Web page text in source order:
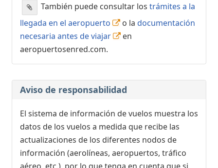
También puede consultar los trámites a la
llegada en el aeropuerto
o la documentación
necesaria antes de viajar
en
aeropuertosenred.com.
Aviso de responsabilidad
El sistema de información de vuelos muestra los
datos de los vuelos a medida que recibe las
actualizaciones de los diferentes nodos de
información (aerolíneas, aeropuertos, tráfico